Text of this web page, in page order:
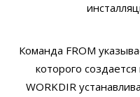
Команда FROM
которого
WORKDIR